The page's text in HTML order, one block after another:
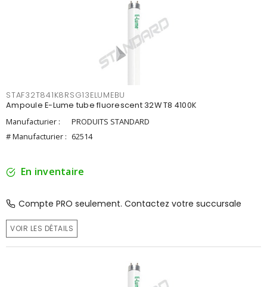
STAF32T841K8RSG13ELUMEBU
Ampoule E-Lume tube fluorescent 32W T8 4100K
Manufacturier :
PRODUITS STANDARD
# Manufacturier : 62514
En inventaire
Compte PRO seulement. Contactez votre succursale
VOIR LES DÉTAILS